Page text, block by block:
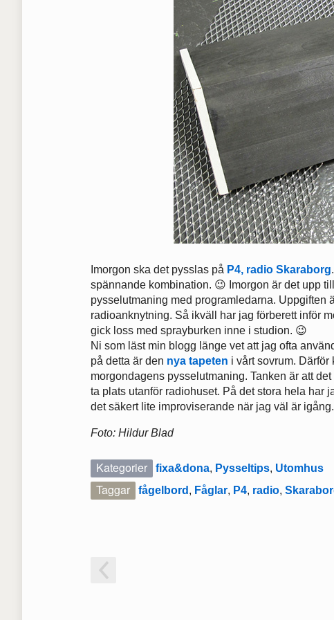
Imorgon ska det pysslas på P4, radio Skaraborg
spännande kombination. 😉 Imorgon är det upp
pysselutmaning med programledarna. Uppgiften
radioanknytning. Så ikväll har jag förberett inför
gick loss med sprayburken inne i studion. 😉
Ni som läst min blogg länge vet att jag ofta
på detta är den nya tapeten i vårt sovrum. Därför
morgondagens pysselutmaning. Tanken är att
ta plats utanför radiohuset. På det stora hela har
det säkert lite improviserande när jag väl är
Foto: Hildur Blad
Kategorier fixa&dona, Pysseltips, Utomhus
Taggar fågelbord , Fåglar, P4, radio,